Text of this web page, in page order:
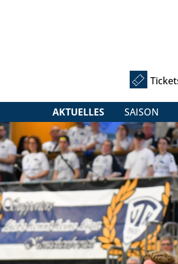
AKTUELLES SAISON